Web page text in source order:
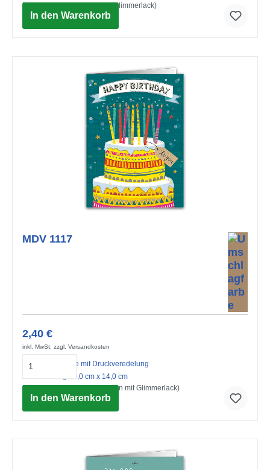
Für Dich (Strukturkarton mit Glimmerlack)
© Advocate Art / Clare Wilson
In den Warenkorb
MDV 1117
2,40 €
inkl. MwSt. zzgl. Versandkosten
Midi-Doppelkarte mit Druckveredelung
mit Umschlag 10,0 cm x 14,0 cm
Happy Birthday (Strukturkarton mit Glimmerlack)
© Advocate Art / Joanne Cave
In den Warenkorb